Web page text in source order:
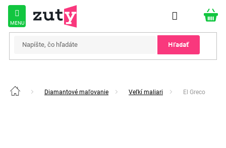
Prejsť
obsah
Hľadať
Domov Diamantové maľovanie Veľkí maliari El Greco